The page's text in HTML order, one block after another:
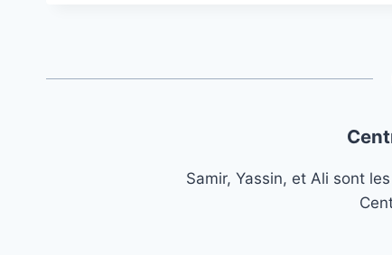
Samir, Yassin, et Ali sont